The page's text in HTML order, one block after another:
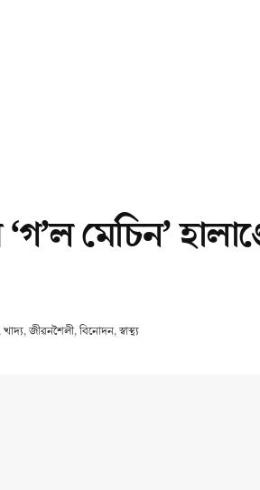
মেচিন’
,খাদ্য,জীৱনশৈলী,বিনোদন,স্বাস্থ্য